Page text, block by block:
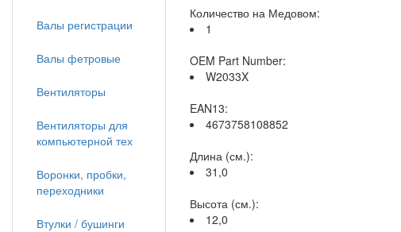
Количество на Медовом:
1
OEM Part Number:
W2033X
EAN13:
4673758108852
Длина (см.):
31,0
Высота (см.):
12,0
Валы регистрации
Валы фетровые
Вентиляторы
Вентиляторы для
компьютерной тех
Воронки, пробки,
переходники
Втулки / бушинги